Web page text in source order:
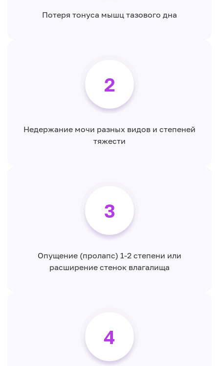
Потеря тонуса мышц тазового дна
2
Недержание мочи разных видов и степеней
тяжести
3
Опущение (пролапс) 1-2 степени или
расширение стенок влагалища
4